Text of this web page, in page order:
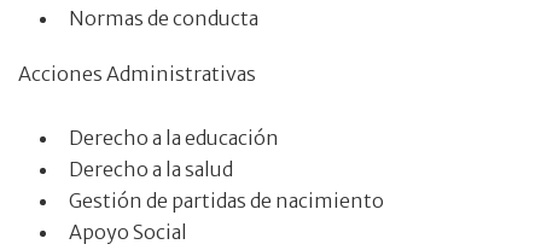
Normas de conducta
Acciones Administrativas
Derecho a la educación
Derecho a la salud
Gestión de partidas de nacimiento
Apoyo Social